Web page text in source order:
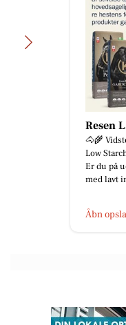
Resen
🐴🌾
Low
Er du på
med lavt
Åbn